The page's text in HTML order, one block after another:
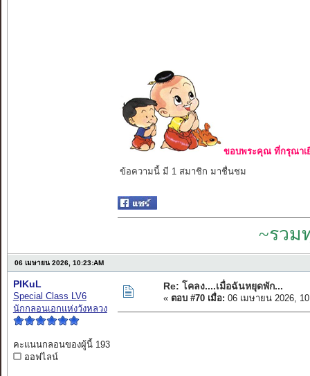
ขอบพระคุณ ที่กรุณาเ
ข้อความนี้ มี 1 สมาชิก มาชื่นชม
~รวม
06 เมษายน 2026, 10:23:AM
PIKuL
Special Class LV6
นักกลอนเอกแห่งวังหลวง
คะแนนกลอนของผู้นี้ 193
ออฟไลน์
Re: โคลง....เมื่อฉันหยุดพัก...
« ตอบ #70 เมื่อ: 06 เมษายน 2026,